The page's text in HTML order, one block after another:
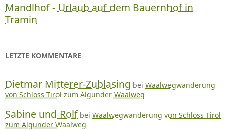
Mandlhof - Urlaub auf dem Bauernhof in
Tramin
LETZTE KOMMENTARE
Dietmar Mitterer-Zublasing bei Waalwegwanderung
von Schloss Tirol zum Algunder Waalweg
Sabine und Rolf bei Waalwegwanderung von Schloss Tirol
zum Algunder Waalweg